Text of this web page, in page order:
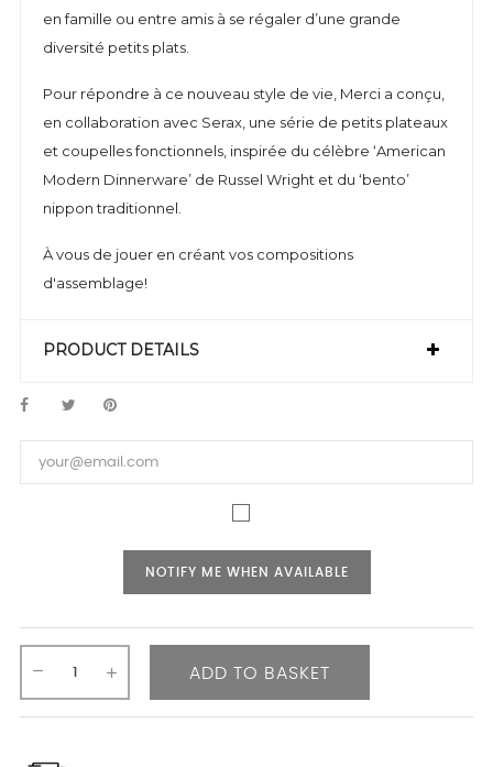
en famille ou entre amis à se régaler d’une grande
diversité petits plats.
Pour répondre à ce nouveau style de vie, Merci a conçu,
en collaboration avec Serax, une série de petits plateaux
et coupelles fonctionnels, inspirée du célèbre ‘American
Modern Dinnerware’ de Russel Wright et du ‘bento’
nippon traditionnel.
À vous de jouer en créant vos compositions
d'assemblage!
PRODUCT DETAILS
NOTIFY ME WHEN AVAILABLE
ADD TO BASKET